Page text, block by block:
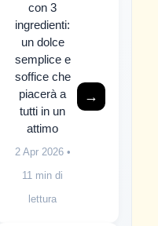
con 3
ingredienti:
un dolce
semplice e
soffice che
piacerà a
tutti in un
attimo
2 Apr 2026•
11 min di
lettura
→